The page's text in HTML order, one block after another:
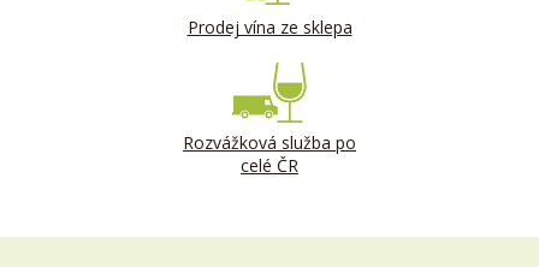
Prodej vína ze sklepa
Rozvážková služba po
celé ČR